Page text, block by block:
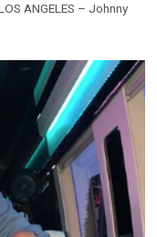
ANGELES – Johnny